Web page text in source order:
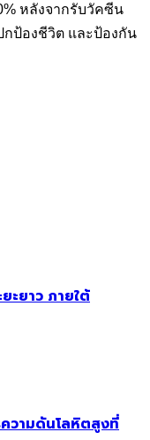
หลังจากรับวัคซีน
ป้องชีวิต และป้องกัน
ะยาว ภายใต้
วามดันโลหิตสูงที่